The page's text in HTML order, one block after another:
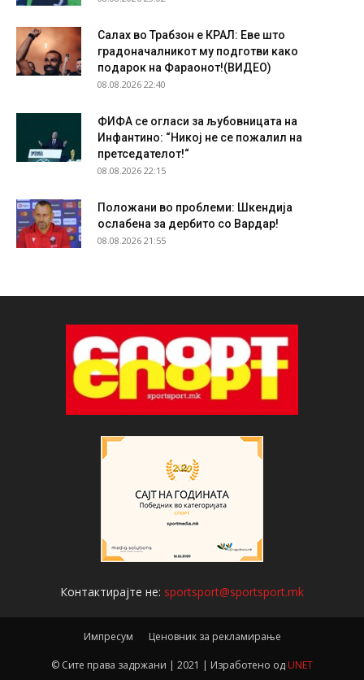
Салах во Трабзон е КРАЛ: Еве што
градоначалникот му подготви како
подарок на Фараонот!(ВИДЕО)
08.08.2026 22:40
ФИФА се огласи за љубовницата на
Инфантино: “Никој не се пожалил на
претседателот!“
08.08.2026 22:15
Положани во проблеми: Шкендија
ослабена за дербито со Вардар!
08.08.2026 21:55
Контактирајте не: sportsport@sportsport.mk
Импресум Ценовник за рекламирање
© Сите права задржани | 2021 | Изработено од UNET